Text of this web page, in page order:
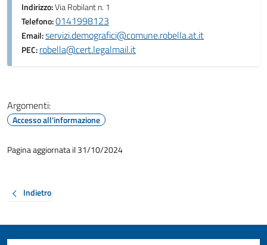
Indirizzo:Via Robilant n. 1
Telefono:0141998123
Email:servizi.demografici@comune.robella.at.it
PEC:robella@cert.legalmail.it
Argomenti:
Accesso all'informazione
Pagina aggiornata il 31/10/2024
Indietro